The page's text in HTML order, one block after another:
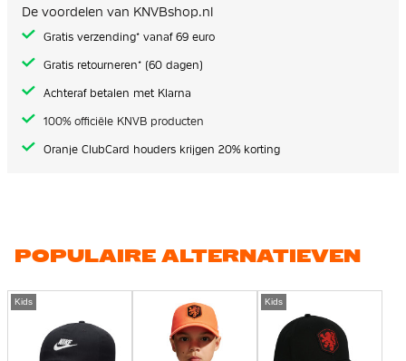
De voordelen van KNVBshop.nl
Gratis verzending* vanaf 69 euro
Gratis retourneren* (60 dagen)
Achteraf betalen met Klarna
100% officiële KNVB producten
Oranje ClubCard houders krijgen 20% korting
POPULAIRE ALTERNATIEVEN
Kids Kids